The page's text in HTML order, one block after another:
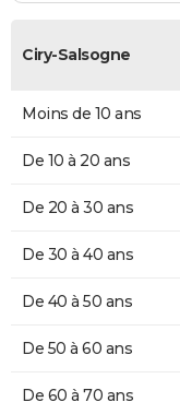
Ciry-Salsogne
Moins de 10 ans
De 10 à 20 ans
De 20 à 30 ans
De 30 à 40 ans
De 40 à 50 ans
De 50 à 60 ans
De 60 à 70 ans